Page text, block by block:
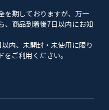
を期しておりますが、万一
、商品到着後7日以内にお知
内、未開封・未使用に限り
ご利用ください。